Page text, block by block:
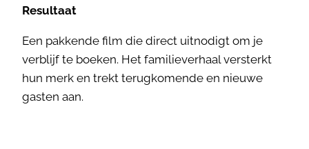
Resultaat
Een pakkende film die direct uitnodigt om je
verblijf te boeken. Het familieverhaal versterkt
hun merk en trekt terugkomende en nieuwe
gasten aan.